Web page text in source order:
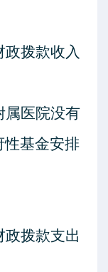
政拨款收入
属医院没有
性基金安排
政拨款支出